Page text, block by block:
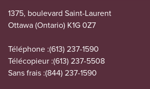
1375, boulevard Saint-Laurent
Ottawa (Ontario) K1G 0Z7
Téléphone :(613) 237-1590
Télécopieur :(613) 237-5508
Sans frais :(844) 237-1590